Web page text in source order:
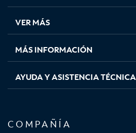
en
pestaña
nueva
en
pestaña
nueva
en
pestaña
nueva
en
nueva
VER MÁS
MÁS INFORMACIÓN
AYUDA Y ASISTENCIA TÉCNICA
COMPAÑÍA